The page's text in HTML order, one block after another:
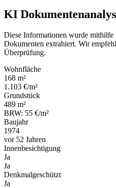
KI
Diese Informationen wurde
Dokumenten extrahiert. Wir
Überprüfung.
Wohnfläche
168 m²
1.103 €/m²
Grundstück
489 m²
BRW: 55 €/m²
Baujahr
1974
vor 52 Jahren
Innenbesichtigung
Ja
Ja
Denkmalgeschützt
Ja